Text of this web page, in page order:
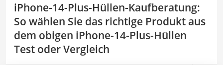
iPhone-14-Plus-Hüllen-Kaufberatung:
So wählen Sie das richtige Produkt aus
dem obigen iPhone-14-Plus-Hüllen
Test oder Vergleich